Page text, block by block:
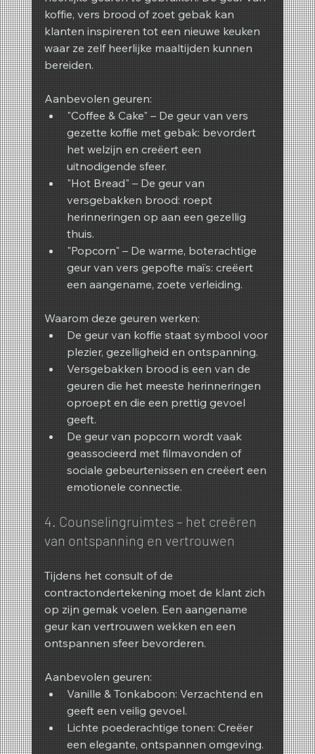
koffie, vers brood of zoet gebak kan
klanten inspireren tot een nieuwe keuken
waar ze zelf heerlijke maaltijden kunnen
bereiden.
Aanbevolen geuren:
"Coffee & Cake" – De geur van vers
gezette koffie met gebak: bevordert
het welzijn en creëert een
uitnodigende sfeer.
"Hot Bread" – De geur van
versgebakken brood: roept
herinneringen op aan een gezellig
thuis.
"Popcorn" – De warme, boterachtige
geur van vers gepofte maïs: creëert
een aangename, zoete verleiding.
Waarom deze geuren werken:
De geur van koffie staat symbool voor
plezier, gezelligheid en ontspanning.
Versgebakken brood is een van de
geuren die het meeste herinneringen
oproept en die een prettig gevoel
geeft.
De geur van popcorn wordt vaak
geassocieerd met filmavonden of
sociale gebeurtenissen en creëert een
emotionele connectie.
4. Counselingruimtes – het creëren
van ontspanning en vertrouwen
Tijdens het consult of de
contractondertekening moet de klant zich
op zijn gemak voelen. Een aangename
geur kan vertrouwen wekken en een
ontspannen sfeer bevorderen.
Aanbevolen geuren:
Vanille & Tonkaboon: Verzachtend en
geeft een veilig gevoel.
Lichte poederachtige tonen: Creëer
een elegante, ontspannen omgeving.